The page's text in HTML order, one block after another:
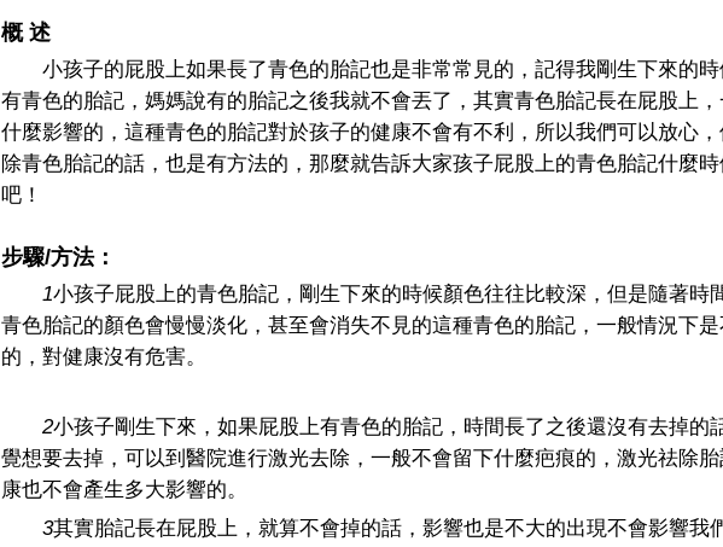
概 述
小孩子的屁股上如果長了青色的胎記也是非常常見的，記得我剛生下來的
有青色的胎記，媽媽說有的胎記之後我就不會丟了，其實青色胎記長在屁股上
什麼影響的，這種青色的胎記對於孩子的健康不會有不利，所以我們可以放心
除青色胎記的話，也是有方法的，那麼就告訴大家孩子屁股上的青色胎記什麼
吧！
步驟/方法：
1小孩子屁股上的青色胎記，剛生下來的時候顏色往往比較深，但是隨著時
青色胎記的顏色會慢慢淡化，甚至會消失不見的這種青色的胎記，一般情況下
的，對健康沒有危害。
2小孩子剛生下來，如果屁股上有青色的胎記，時間長了之後還沒有去掉的
覺想要去掉，可以到醫院進行激光去除，一般不會留下什麼疤痕的，激光祛除
康也不會產生多大影響的。
3其實胎記長在屁股上，就算不會掉的話，影響也是不大的出現不會影響我